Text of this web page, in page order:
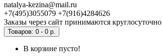
natalya-kezina@mail.ru
+7(495)3055079 +7(916)4284626
Заказы через сайт принимаются круглосуточно
Товаров: 0 - 0 р.
В корзине пусто!